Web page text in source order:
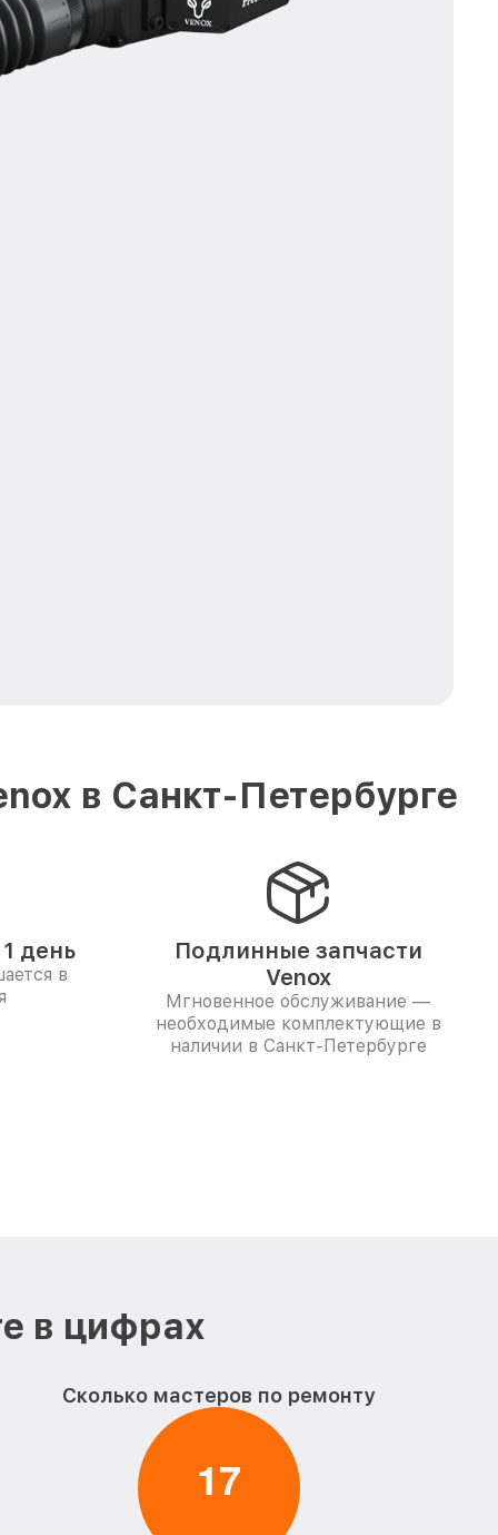
в Санкт-Петербурге
день
в
Подлинные запчасти
Venox
Мгновенное обслуживание —
необходимые комплектующие в
наличии в Санкт-Петербурге
в цифрах
Сколько мастеров по ремонту
17